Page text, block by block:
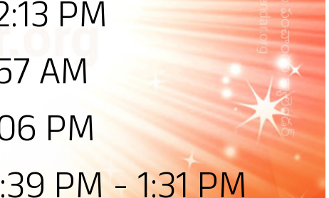
PM
AM
PM